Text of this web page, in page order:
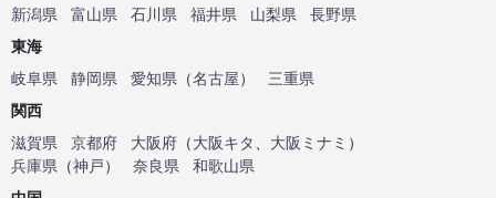
新潟県
富山県 石川県 福井県 山梨県
長野県
東海
岐阜県
静岡県 愛知県 （名古屋）
三重県
関西
滋賀県
京都府 大阪府 （大阪キタ 大阪ミナミ ）
兵庫県 （神戸） 奈良県
和歌山県